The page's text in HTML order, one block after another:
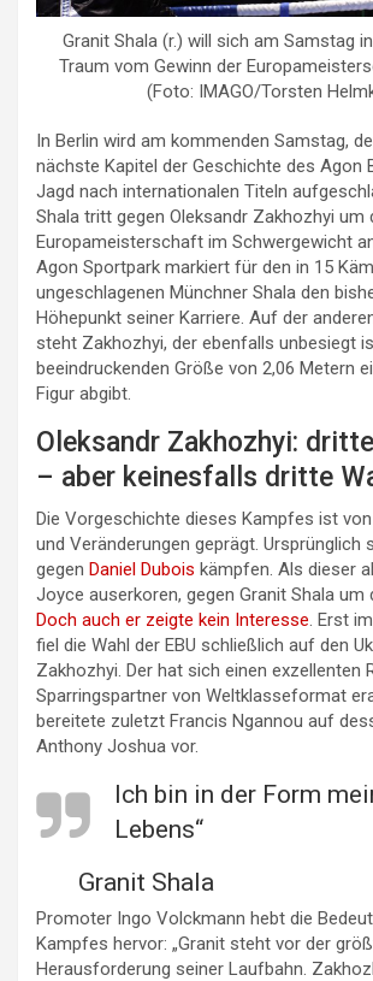
Granit Shala (r.) will sich am Samstag
Traum vom Gewinn der
(Foto: IMAGO/Torsten
In Berlin wird am kommenden Samstag,
nächste Kapitel der Geschichte des Agon
Jagd nach internationalen Titeln
Shala tritt gegen Oleksandr Zakhozhyi um
Europameisterschaft im Schwergewicht
Agon Sportpark markiert für den in 15
ungeschlagenen Münchner Shala den
Höhepunkt seiner Karriere. Auf der
steht Zakhozhyi, der ebenfalls unbesiegt
beeindruckenden Größe von 2,06 Metern
Figur abgibt.
Oleksandr Zakhozhyi:
– aber keinesfalls dritte
Die Vorgeschichte dieses Kampfes ist
und Veränderungen geprägt. Ursprünglich
gegen Daniel Dubois kämpfen. Als dieser
Joyce auserkoren, gegen Granit Shala um
Doch auch er zeigte kein Interesse. Erst
fiel die Wahl der EBU schließlich auf den
Zakhozhyi. Der hat sich einen exzellenten
Sparringspartner von Weltklasseformat
bereitete zuletzt Francis Ngannou auf
Anthony Joshua vor.
Ich bin in der Form
Lebens“
Granit Shala
Promoter Ingo Volckmann hebt die
Kampfes hervor: „Granit steht vor der
Herausforderung seiner Laufbahn.